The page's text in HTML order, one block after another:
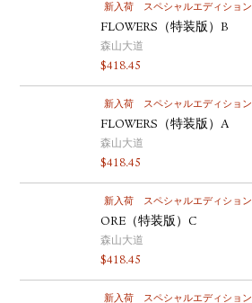
新入荷 スペシャルエディション
FLOWERS（特装版）B
森山大道
$418.45
新入荷 スペシャルエディション
FLOWERS（特装版）A
森山大道
$418.45
新入荷 スペシャルエディション
ORE（特装版）C
森山大道
$418.45
新入荷 スペシャルエディション